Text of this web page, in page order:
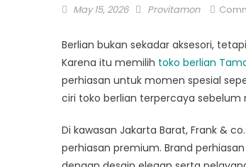
Posted
May 15, 2026 Author
Provitamon
Berlian bukan sekadar aksesori,
Karena itu memilih toko berlian
perhiasan untuk momen spesial
ciri toko berlian terpercaya
Di kawasan Jakarta Barat, Frank &
perhiasan premium. Brand